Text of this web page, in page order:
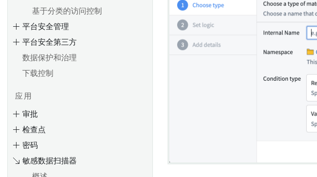
基于分类的访问控制
平台安全管理
平台安全第三方
数据保护和治理
下载控制
应用
审批
检查点
密码
敏感数据扫描器